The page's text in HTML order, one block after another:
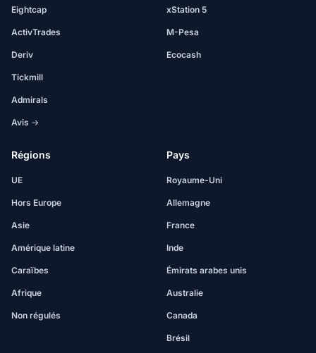
Eightcap
ActivTrades
Deriv
Tickmill
Admirals
Avis →
xStation 5
M-Pesa
Ecocash
Régions
UE
Hors Europe
Asie
Amérique latine
Caraïbes
Afrique
Non régulés
Pays
Royaume-Uni
Allemagne
France
Inde
Émirats arabes unis
Australie
Canada
Brésil